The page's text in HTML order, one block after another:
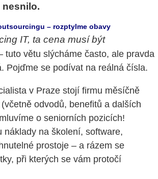
nesnilo.
– rozptylme obavy
IT, ta cena musí být
tuto větu slýcháme často, ale pravda
Pojďme se podívat na reálná čísla.
v Praze stojí firmu měsíčně
odvodů, benefitů a dalších
o seniorních pozicích!
náklady na školení, software,
prostoje – a rázem se
při kterých se vám protočí